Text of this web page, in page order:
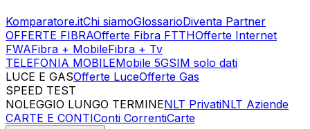
Komparatore.itChi siamoGlossarioDiventa Partner
OFFERTE FIBRAOfferte Fibra FTTHOfferte Internet
FWAFibra + MobileFibra + Tv
TELEFONIA MOBILEMobile 5GSIM solo dati
LUCE E GASOfferte LuceOfferte Gas
SPEED TEST
NOLEGGIO LUNGO TERMINENLT PrivatiNLT Aziende
CARTE E CONTIConti CorrentiCarte